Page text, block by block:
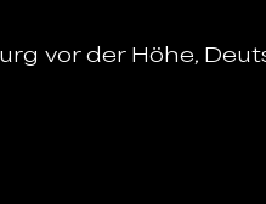
vor der Höhe,